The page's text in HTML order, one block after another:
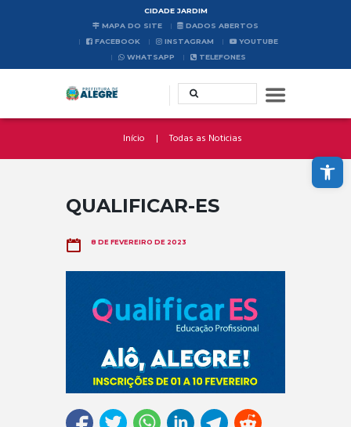
Abrir a barra de ferramentas
CIDADE JARDIM
MAPA DO SITE
DADOS ABERTOS
FACEBOOK
INSTAGRAM
YOUTUBE
WHATSAPP
TELEFONES
Início Todas as Noticias
QUALIFICAR-ES
8 DE FEVEREIRO DE 2023